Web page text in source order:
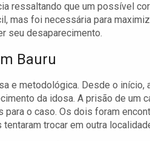
ressaltando que um possível
mas foi necessária para
seu desaparecimento.
Bauru
e metodológica. Desde o início,
da idosa. A prisão de um
para o caso. Os dois foram
trocar em outra